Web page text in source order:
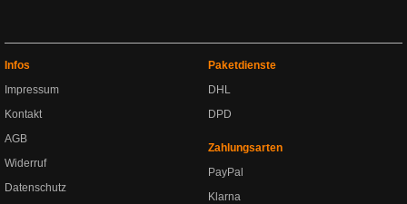
Infos
Impressum
Kontakt
AGB
Widerruf
Datenschutz
Paketdienste
DHL
DPD
Zahlungsarten
PayPal
Klarna